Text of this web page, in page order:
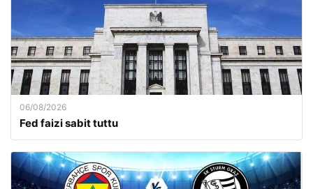
06/08/2026
Fed faizi sabit tuttu